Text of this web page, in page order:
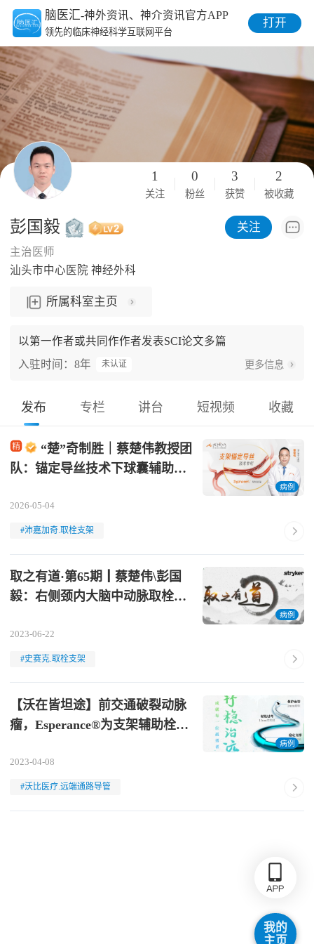
脑医汇-神外资讯、神介资讯官方APP
领先的临床神经科学互联网平台
打开
1
关注
0
粉丝
3
获赞
2
被收藏
彭国毅 关注
主治医师
汕头市中心医院 神经外科
所属科室主页
以第一作者或共同作作者发表SCI论文多篇
入驻时间：8年
未认证 更多信息
发布 专栏 讲台 短视频 收藏
“楚”奇制胜｜蔡楚伟教授团
队：锚定导丝技术下球囊辅助取
2026-05-04
病例
#沛嘉加奇.取栓支架
取之有道·第65期┃蔡楚伟\彭国
毅：右侧颈内大脑中动脉取栓一
2023-06-22
病例
#史赛克.取栓支架
【沃在皆坦途】前交通破裂动脉
瘤，Esperance®为支架辅助栓塞
2023-04-08
病例
#沃比医疗.远端通路导管
我的
主页